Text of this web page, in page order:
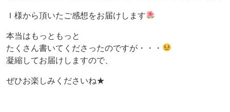
Ｉ様から頂いたご感想をお届けします
本当はもっともっと
たくさん書いてくださったのですが・・・
凝縮してお届けしますので、
ぜひお楽しみくださいね★